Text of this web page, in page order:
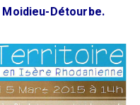
Moidieu-Détourbe.